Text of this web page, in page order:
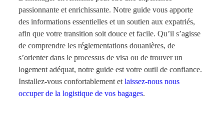
passionnante et enrichissante. Notre guide vous apporte
des informations essentielles et un soutien aux expatriés,
afin que votre transition soit douce et facile. Qu’il s’agisse
de comprendre les réglementations douanières, de
s’orienter dans le processus de visa ou de trouver un
logement adéquat, notre guide est votre outil de confiance.
Installez-vous confortablement etlaissez-nous nous
occuper de la logistique de vos bagages.